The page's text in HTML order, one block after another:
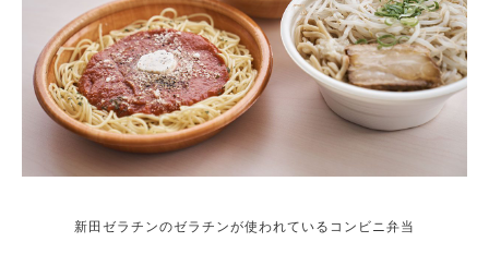
新田ゼラチンのゼラチンが使われているコンビニ弁当